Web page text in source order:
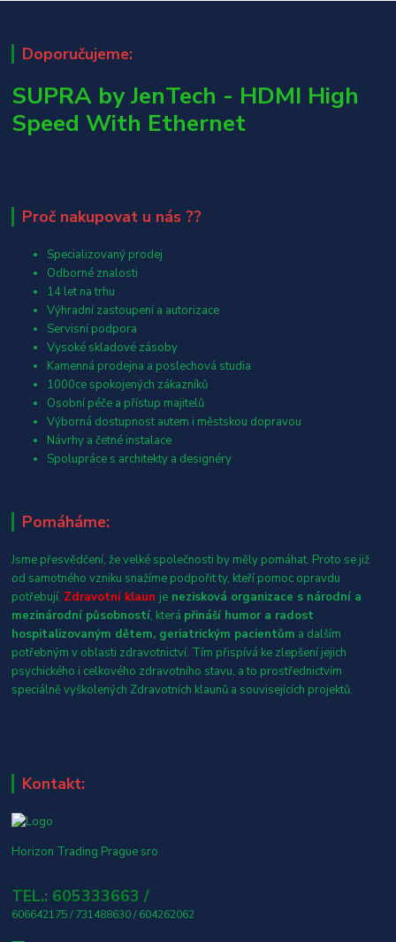
Doporučujeme:
SUPRA by JenTech - HDMI High
Speed With Ethernet
Proč nakupovat u nás ??
Specializovaný prodej
Odborné znalosti
14 let na trhu
Výhradní zastoupení a autorizace
Servisní podpora
Vysoké skladové zásoby
Kamenná prodejna a poslechová studia
1000ce spokojených zákazníků
Osobní péče a přístup majitelů
Výborná dostupnost autem i městskou dopravou
Návrhy a četné instalace
Spolupráce s architekty a designéry
Pomáháme:
Jsme přesvědčení, že velké společnosti by měly pomáhat. Proto se již
od samotného vzniku snažíme podpořit ty, kteří pomoc opravdu
potřebují. Zdravotní klaun je nezisková organizace s národní a
mezinárodní působností, která přináší humor a radost
hospitalizovaným dětem, geriatrickým pacientům a dalším
potřebným v oblasti zdravotnictví. Tím přispívá ke zlepšení jejich
psychického i celkového zdravotního stavu, a to prostřednictvím
speciálně vyškolených Zdravotních klaunů a souvisejících projektů.
Kontakt:
Horizon Trading Prague sro
TEL.: 605333663 /
606642175 / 731488630 / 604262062